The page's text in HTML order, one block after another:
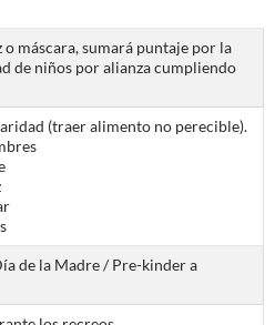
o máscara, sumará puntaje por la
de niños por alianza cumpliendo
(traer alimento no perecible).
de la Madre / Pre-kinder a